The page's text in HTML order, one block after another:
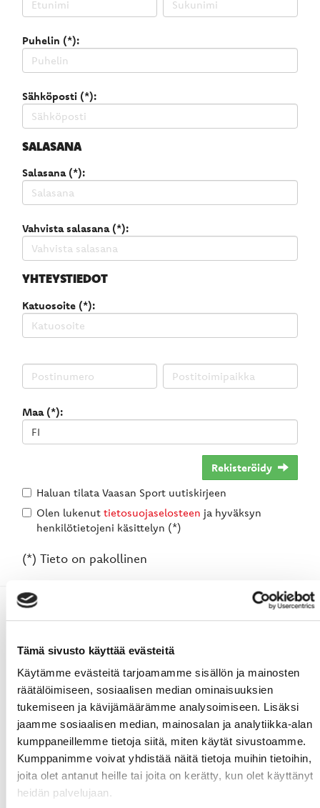
Tämä sivusto käyttää evästeitä
Käytämme evästeitä tarjoamamme sisällön ja mainosten
räätälöimiseen, sosiaalisen median ominaisuuksien
tukemiseen ja kävijämäärämme analysoimiseen. Lisäksi
jaamme sosiaalisen median, mainosalan ja analytiikka-alan
kumppaneillemme tietoja siitä, miten käytät sivustoamme.
Kumppanimme voivat yhdistää näitä tietoja muihin tietoihin,
joita olet antanut heille tai joita on kerätty, kun olet käyttänyt
heidän palvelujaan.
Puhelin (*):
Sähköposti (*):
SALASANA
Salasana (*):
Vahvista salasana (*):
YHTEYSTIEDOT
Katuosoite (*):
Maa (*):
Rekisteröidy
Haluan tilata Vaasan Sport uutiskirjeen
Olen lukenut tietosuojaselosteen ja hyväksyn
henkilötietojeni käsittelyn (*)
(*) Tieto on pakollinen